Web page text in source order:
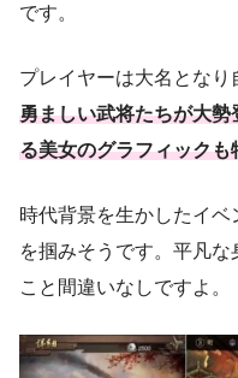
です。
プレイヤーは大名となり
勇ましい武将たちが大
る美女のグラフィックも
時代背景を生かしたイ
を掴みそうです。平凡
こと間違いなしですよ。